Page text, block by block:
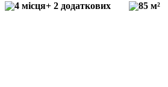
4 місця+ 2 додаткових 85 м²